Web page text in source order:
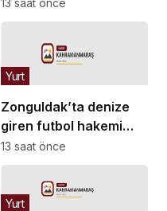
araç sayısı artırıldı
13 saat önce
Zonguldak’ta denize
giren futbol hakemi
Hakan Ergin boğularak
hayatını kaybetti
Yurt
13 saat önce
Yurt